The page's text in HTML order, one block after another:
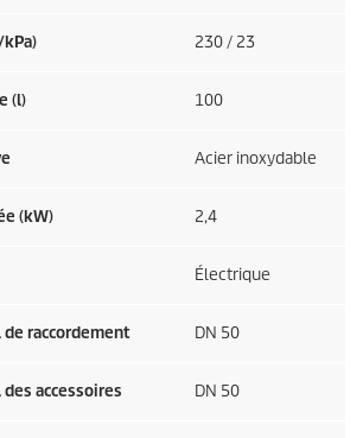
230 / 23
(l) 100
Acier inoxydable
(kW) 2,4
Électrique
raccordement DN 50
accessoires DN 50